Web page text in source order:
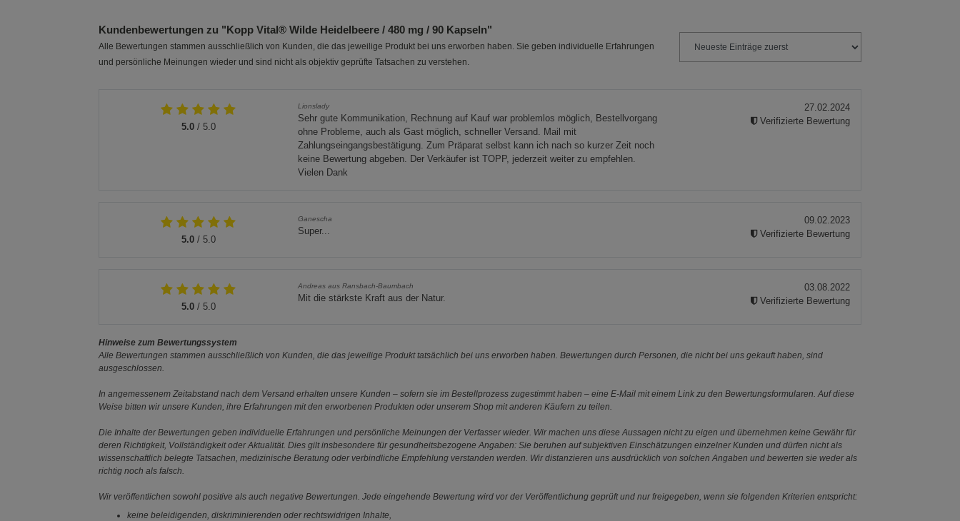
Kundenbewertungen zu "Kopp Vital® Wilde Heidelbeere / 480 mg / 90 Kapseln"
Alle Bewertungen stammen ausschließlich von Kunden, die das jeweilige Produkt bei uns erworben haben. Sie geben individuelle Erfahrungen
und persönliche Meinungen wieder und sind nicht als objektiv geprüfte Tatsachen zu verstehen.
5.0/ 5.0
Lionslady
Sehr gute Kommunikation, Rechnung auf Kauf war problemlos möglich, Bestellvorgang
ohne Probleme, auch als Gast möglich, schneller Versand. Mail mit
Zahlungseingangsbestätigung. Zum Präparat selbst kann ich nach so kurzer Zeit noch
keine Bewertung abgeben. Der Verkäufer ist TOPP, jederzeit weiter zu empfehlen.
Vielen Dank
27.02.2024
Verifizierte Bewertung
5.0/ 5.0
Ganescha
Super...
09.02.2023
Verifizierte Bewertung
5.0/ 5.0
Andreas aus Ransbach-Baumbach
Mit die stärkste Kraft aus der Natur.
03.08.2022
Verifizierte Bewertung
Hinweise zum Bewertungssystem
Alle Bewertungen stammen ausschließlich von Kunden, die das jeweilige Produkt tatsächlich bei uns erworben haben. Bewertungen durch Personen, die nicht bei uns gekauft haben, sind
ausgeschlossen.
In angemessenem Zeitabstand nach dem Versand erhalten unsere Kunden – sofern sie im Bestellprozess zugestimmt haben – eine E-Mail mit einem Link zu den Bewertungsformularen. Auf diese
Weise bitten wir unsere Kunden, ihre Erfahrungen mit den erworbenen Produkten oder unserem Shop mit anderen Käufern zu teilen.
Die Inhalte der Bewertungen geben individuelle Erfahrungen und persönliche Meinungen der Verfasser wieder. Wir machen uns diese Aussagen nicht zu eigen und übernehmen keine Gewähr für
deren Richtigkeit, Vollständigkeit oder Aktualität. Dies gilt insbesondere für gesundheitsbezogene Angaben: Sie beruhen auf subjektiven Einschätzungen einzelner Kunden und dürfen nicht als
wissenschaftlich belegte Tatsachen, medizinische Beratung oder verbindliche Empfehlung verstanden werden. Wir distanzieren uns ausdrücklich von solchen Angaben und bewerten sie weder als
richtig noch als falsch.
Wir veröffentlichen sowohl positive als auch negative Bewertungen. Jede eingehende Bewertung wird vor der Veröffentlichung geprüft und nur freigegeben, wenn sie folgenden Kriterien entspricht:
keine beleidigenden, diskriminierenden oder rechtswidrigen Inhalte,